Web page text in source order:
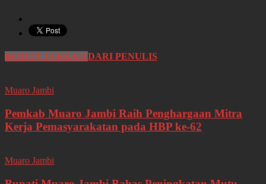
BERITA TERKAITDARI PENULIS
Muaro Jambi
Pemkab Muaro Jambi Raih Penghargaan Mitra
Kerja Pemasyarakatan pada HBP ke-62
Muaro Jambi